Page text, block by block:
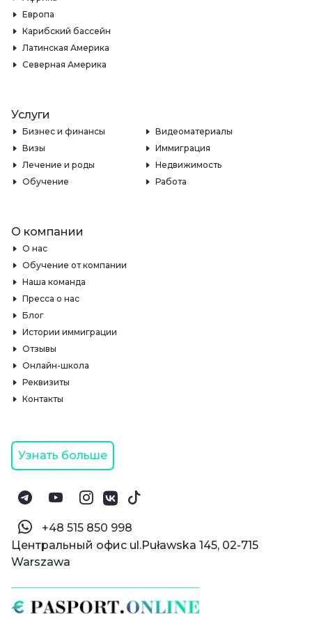
Европа
Карибский бассейн
Латинская Америка
Северная Америка
Услуги
Бизнес и финансы
Видеоматериалы
Визы
Иммиграция
Лечение и роды
Недвижимость
Обучение
Работа
О компании
О нас
Обучение от компании
Наша команда
Пресса о нас
Блог
Истории иммиграции
Отзывы
Онлайн-школа
Реквизиты
Контакты
Узнать больше
‪+48 515 850 998‬
Центральный офис ul.Puławska 145, 02-715
Warszawa